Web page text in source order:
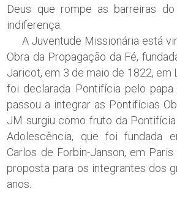
Deus que rompe as barreiras
indiferença.
A Juventude Missionária está
Obra da Propagação da Fé,
Jaricot, em 3 de maio de 1822, em
foi declarada Pontifícia pelo
passou a integrar as Pontifícias
JM surgiu como fruto da
Adolescência, que foi fundada
Carlos de Forbin-Janson, em
proposta para os integrantes dos
anos.